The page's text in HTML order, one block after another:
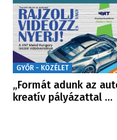
GYŐR - KÖZÉLET
„Formát adunk az
kreatív pályázattal …